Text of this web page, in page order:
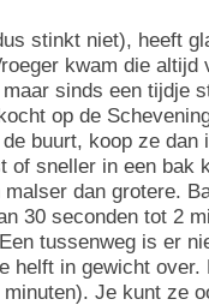
stinkt niet), heeft
kwam die altijd
sinds een tijdje
op de
buurt, koop ze dan
sneller in een bak
dan grotere.
30 seconden tot 2
tussenweg is er
helft in gewicht
Je kunt ze